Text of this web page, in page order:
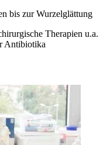
bis zur Wurzelglättung
Therapien u.a.
Antibiotika